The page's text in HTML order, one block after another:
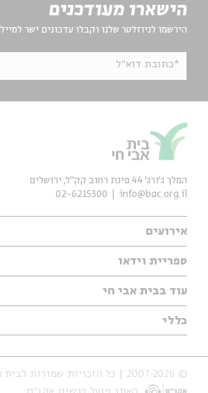
הישארו מעודכנים
הירשמו לניוזלטר שלנו וקבלו עדכונים ישר למייל
*כתובת דוא"ל
אירועים
אנגלית
נוער
סדרות
אירועי עבר
ספריית וידאו
עיון
מיוחדים
עוד בבית אבי חי
כללי
אודות
הצהרת נגישות
המלך ג'ורג' 44 פינת רחוב קק״ל, ירושלים
info@bac.org.il
02-6215300
© 2007-2026 | כל הזכויות שמורות לבית אבי חי